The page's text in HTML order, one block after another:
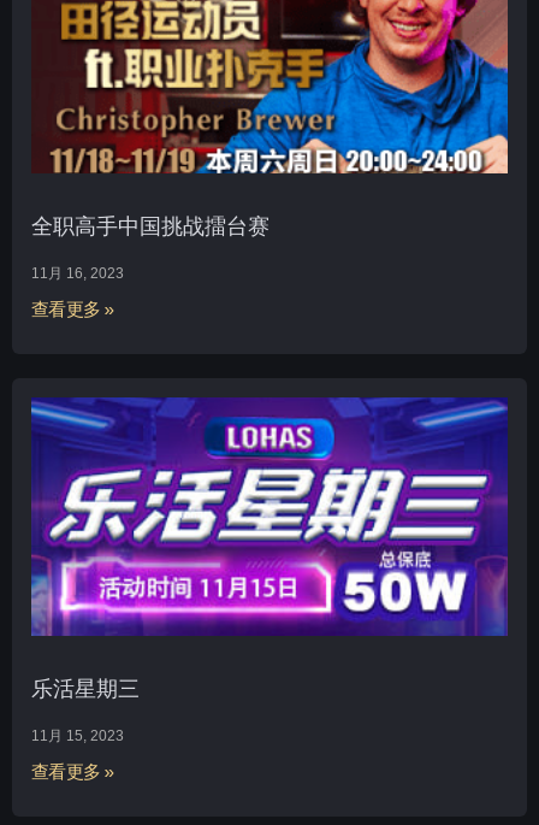
全职高手中国挑战擂台赛
11月 16, 2023
查看更多 »
乐活星期三
11月 15, 2023
查看更多 »